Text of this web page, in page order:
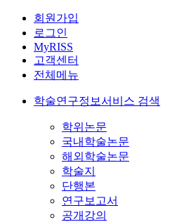
회원가입
로그인
MyRISS
고객센터
전체메뉴
학술연구정보서비스 검색
학위논문
국내학술논문
해외학술논문
학술지
단행본
연구보고서
공개강의